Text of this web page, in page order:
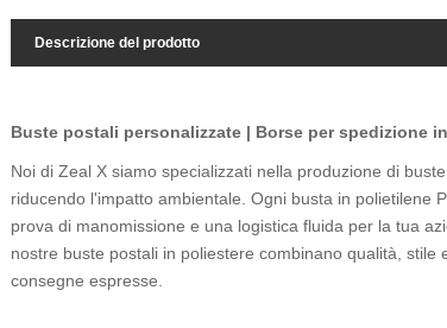
Descrizione del prodotto
Buste postali personalizzate | Borse per spedizione
Noi di Zeal X siamo specializzati nella produzione di
riducendo l'impatto ambientale. Ogni busta in polietilene
prova di manomissione e una logistica fluida per la tua
nostre buste postali in poliestere combinano qualità,
consegne espresse.